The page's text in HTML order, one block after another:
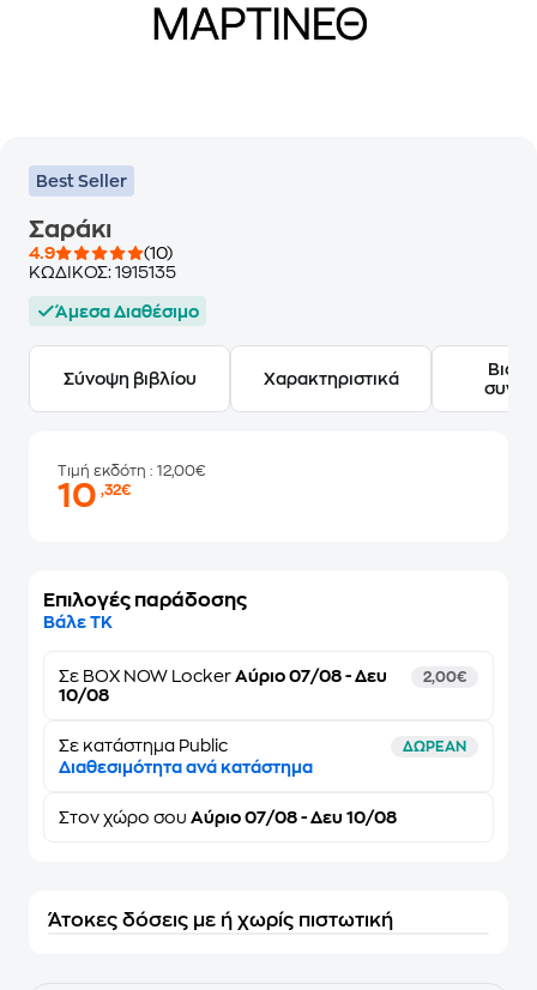
Best Seller
Σαράκι
4.9
(10)
ΚΩΔΙΚΟΣ: 1915135
Άμεσα Διαθέσιμο
Σύνοψη βιβλίου Χαρακτηριστικά
Τιμή εκδότη : 12,00€
10,32€
Επιλογές παράδοσης
Βάλε ΤΚ
Σε BOX NOW Locker Αύριο 07/08 - Δευ
10/08
2,00€
Σε κατάστημα Public ΔΩΡΕΑΝ
Διαθεσιμότητα ανά κατάστημα
Στον χώρο σου Αύριο 07/08 - Δευ 10/08
Άτοκες δόσεις με ή χωρίς πιστωτική